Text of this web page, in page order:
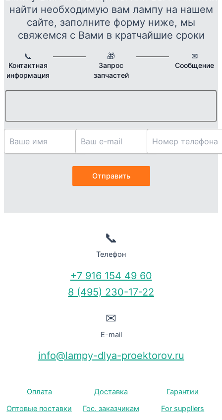
найти необходимую вам лампу на нашем
сайте, заполните форму ниже, мы
свяжемся с Вами в кратчайшие сроки
📞
Контактная
информация
🎁
Запрос
запчастей
✉
Сообщение
📞
Телефон
+7 916 154 49 60
8 (495) 230-17-22
✉
E-mail
info@lampy-dlya-proektorov.ru
Оплата Доставка
Гарантии
Оптовые поставки
Гос. заказчикам
For suppliers